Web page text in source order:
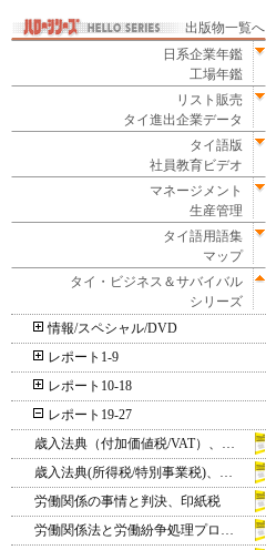
出版物一覧へ
日系企業年鑑
工場年鑑
リスト販売
タイ進出企業データ
タイ語版
社員教育ビデオ
マネージメント
生産管理
タイ語用語集
マップ
タイ・ビジネス＆サバイバル
シリーズ
情報/スペシャル/DVD
レポート1-9
レポート10-18
レポート19-27
歳入法典（付加価値税/VAT）、刑法
歳入法典(所得税/特別事業税)、刑事訴訟法
労働関係の事情と判決、印紙税
労働関係法と労働紛争処理プロセス